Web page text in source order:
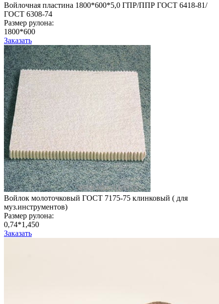
Войлочная пластина 1800*600*5,0 ГПР/ППР ГОСТ 6418-81/
ГОСТ 6308-74
Размер рулона:
1800*600
Заказать
Войлок молоточковый ГОСТ 7175-75 клинковый ( для
муз.инструментов)
Размер рулона:
0,74*1,450
Заказать